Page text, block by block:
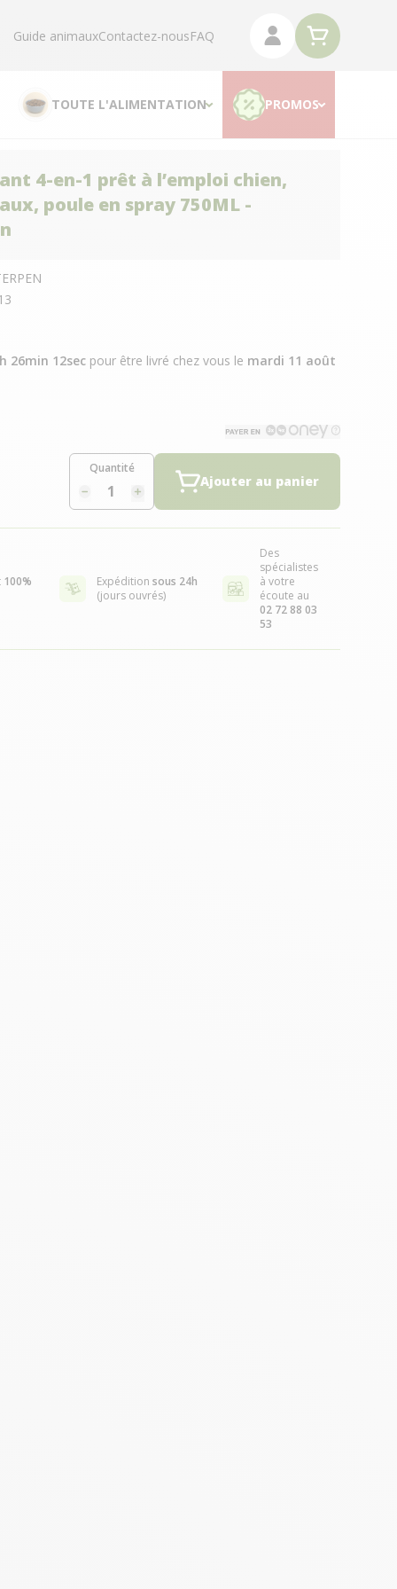
Guide animauxContactez-nousFAQ
TOUTE L'ALIMENTATION PROMOS
4-en-1 prêt à l’emploi chien,
poule en spray 750ML -
26min 11secpour être livré chez vous le mardi 11 août
Quantité
Ajouter au panier
100%
Expédition sous 24h
(jours ouvrés)
Des
spécialistes
à votre
écoute au
02 72 88 03
53